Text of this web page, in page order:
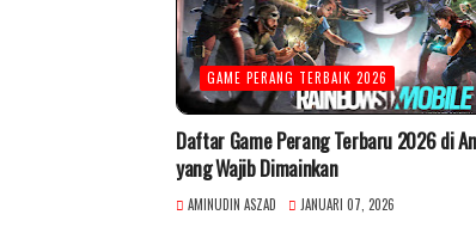
GAME PERANG TERBAIK 2026
Daftar Game Perang Terbaru 2026 di
yang Wajib Dimainkan
AMINUDIN ASZAD JANUARI 07, 2026